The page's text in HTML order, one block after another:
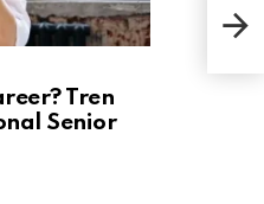
Tren
Senior